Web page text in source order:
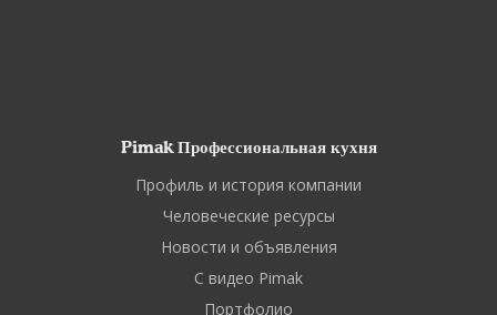
Pimak Профессиональная кухня
Профиль и история компании
Человеческие ресурсы
Новости и объявления
С видео Pimak
Портфолио